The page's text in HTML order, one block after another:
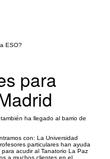
para
ha llegado al barrio de
con: La Universidad
particulares han ayuda
acudir al Tanatorio La Paz
a muchos clientes en el